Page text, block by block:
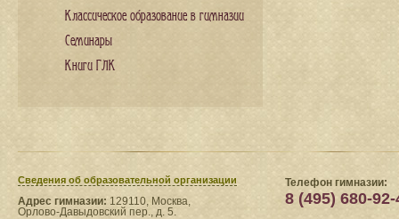
Классическое образование в гимназии
Семинары
Книги ГЛК
Сведения​ об образовательной организации
Адрес гимназии: 129110, Москва,
Орлово-Давыдовский пер., д. 5.
Телефон гимназии:
8 (495) 680-92-